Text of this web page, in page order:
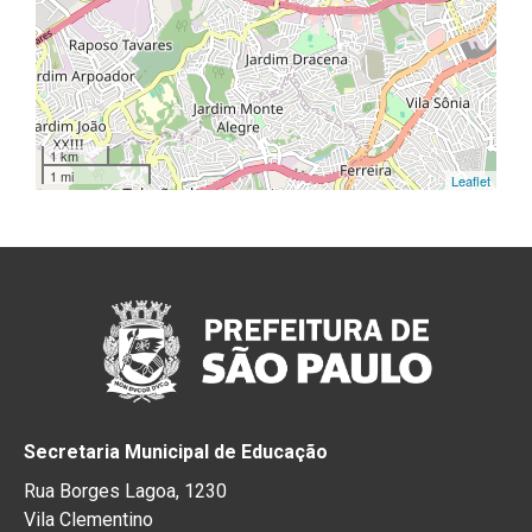
1 km
1 mi
Leaflet
Secretaria Municipal de Educação
Rua Borges Lagoa, 1230
Vila Clementino